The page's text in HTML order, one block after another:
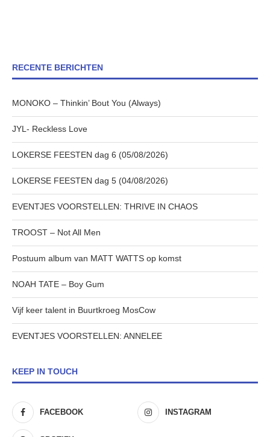
RECENTE BERICHTEN
MONOKO – Thinkin’ Bout You (Always)
JYL- Reckless Love
LOKERSE FEESTEN dag 6 (05/08/2026)
LOKERSE FEESTEN dag 5 (04/08/2026)
EVENTJES VOORSTELLEN: THRIVE IN CHAOS
TROOST – Not All Men
Postuum album van MATT WATTS op komst
NOAH TATE – Boy Gum
Vijf keer talent in Buurtkroeg MosCow
EVENTJES VOORSTELLEN: ANNELEE
KEEP IN TOUCH
FACEBOOK INSTAGRAM